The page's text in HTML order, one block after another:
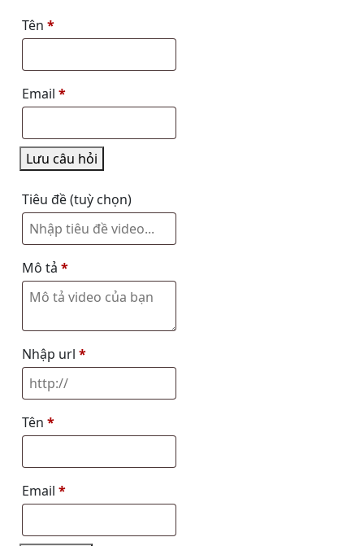
Tên *
Email *
Lưu câu hỏi
Tiêu đề(tuỳ chọn)
Mô tả *
Nhập url *
Tên *
Email *